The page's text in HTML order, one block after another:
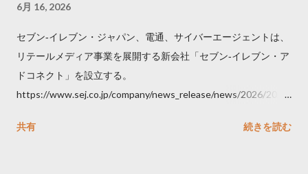
6月 16, 2026
セブン‐イレブン・ジャパン、電通、サイバーエージェントは、
リテールメディア事業を展開する新会社「セブン‐イレブン・ア
ドコネクト」を設立する。
https://www.sej.co.jp/company/news_release/news/2026/2026
共有
続きを読む